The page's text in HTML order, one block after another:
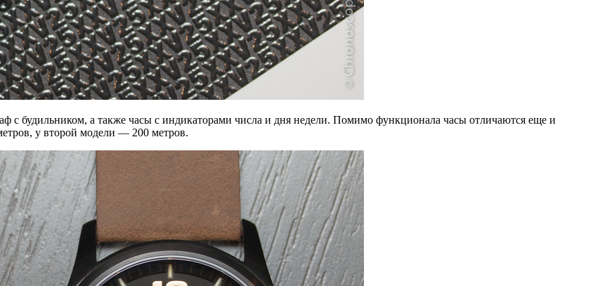
с будильником, а также часы с индикаторами числа и дня недели. Помимо функционала часы отличаются еще и
у второй модели — 200 метров.